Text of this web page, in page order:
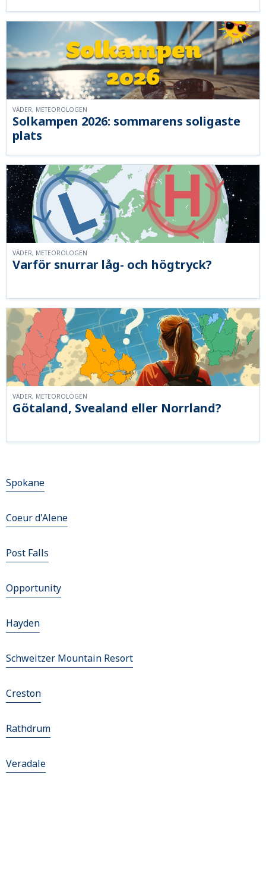
Solkampen 2026: sommarens soligaste
plats
VÄDER, METEOROLOGEN
Varför snurrar låg- och högtryck?
VÄDER, METEOROLOGEN
Götaland, Svealand eller Norrland?
VÄDER, METEOROLOGEN
Spokane
Coeur d'Alene
Post Falls
Opportunity
Hayden
Schweitzer Mountain Resort
Creston
Rathdrum
Veradale